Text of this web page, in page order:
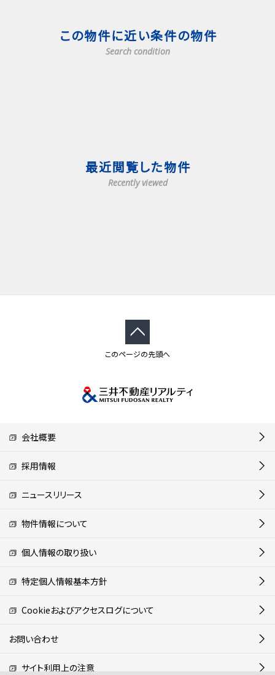
この物件に近い条件の物件
Search condition
最近閲覧した物件
Recently viewed
このページの先頭へ
会社概要
採用情報
ニュースリリース
物件情報について
個人情報の取り扱い
特定個人情報基本方針
Cookieおよびアクセスログについて
お問い合わせ
サイト利用上の注意